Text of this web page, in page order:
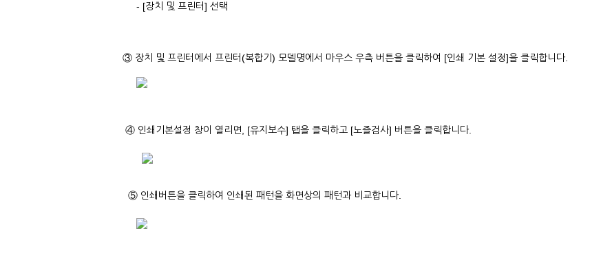
- [장치 및 프린터] 선택
③ 장치 및 프린터에서 프린터(복합기) 모델명에서 마우스 우측 버튼을 클릭하여 [인쇄 기본 설정]을 클릭합니다.
④ 인쇄기본설정 창이 열리면, [유지보수] 탭을 클릭하고 [노즐검사] 버튼을 클릭합니다.
⑤ 인쇄버튼을 클릭하여 인쇄된 패턴을 화면상의 패턴과 비교합니다.